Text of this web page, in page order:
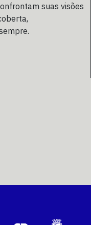
suas visões